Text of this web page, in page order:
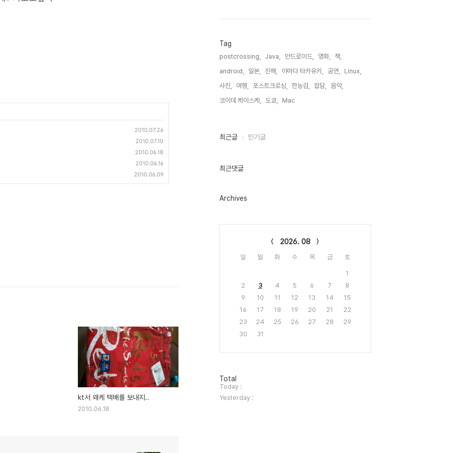
2010.07.26
2010.07.10
2010.06.18
2010.06.16
2010.06.09
kt서 왜케 택배를 보내지..
2010.06.18
Tag
postcrossing, Java, 안드로이드, 영화,
책,
android,
일본, 진해, 야마다 타카유키, 공연,
Linux,
사진,
여행, 포스트크로싱, 한능검, 잡담,
음악,
코이데 케이스케,
도쿄, Mac,
최
인
최근글 인기글
최근댓글
Archives
2026. 08
일 월 화 수 목 금 토
1
2
3 4 5 6 7
8
9
10 11 12 13 14
15
16
17 18 19 20 21
22
23
24 25 26 27 28
29
30
31
방
문
자
수
Total
Today :
Yesterday :